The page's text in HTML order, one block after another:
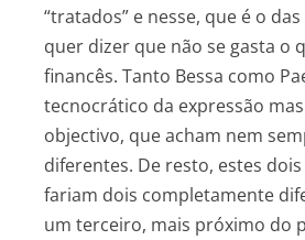
“tratados” e nesse, que é o
quer dizer que não se gasta o
financês. Tanto Bessa como
tecnocrático da expressão
objectivo, que acham nem
diferentes. De resto, estes
fariam dois completamente
um terceiro, mais próximo do